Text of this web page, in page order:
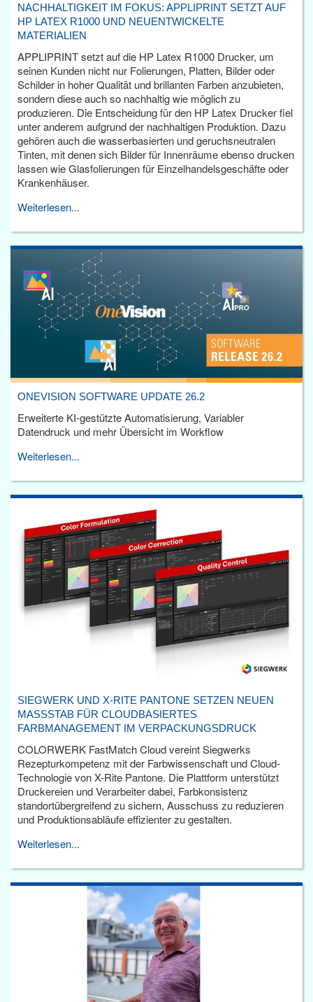
NACHHALTIGKEIT IM FOKUS: APPLIPRINT SETZT AUF
HP LATEX R1000 UND NEUENTWICKELTE
MATERIALIEN
APPLIPRINT setzt auf die HP Latex R1000 Drucker, um
seinen Kunden nicht nur Folierungen, Platten, Bilder oder
Schilder in hoher Qualität und brillanten Farben anzubieten,
sondern diese auch so nachhaltig wie möglich zu
produzieren. Die Entscheidung für den HP Latex Drucker fiel
unter anderem aufgrund der nachhaltigen Produktion. Dazu
gehören auch die wasserbasierten und geruchsneutralen
Tinten, mit denen sich Bilder für Innenräume ebenso drucken
lassen wie Glasfolierungen für Einzelhandelsgeschäfte oder
Krankenhäuser.
Weiterlesen...
ONEVISION SOFTWARE UPDATE 26.2
Erweiterte KI-gestützte Automatisierung, Variabler
Datendruck und mehr Übersicht im Workflow
Weiterlesen...
SIEGWERK UND X-RITE PANTONE SETZEN NEUEN
MASSSTAB FÜR CLOUDBASIERTES F
ARBMANAGEMENT IM VERPACKUNGSDRUCK
COLORWERK FastMatch Cloud vereint Siegwerks
Rezepturkompetenz mit der Farbwissenschaft und Cloud-
Technologie von X-Rite Pantone. Die Plattform unterstützt
Druckereien und Verarbeiter dabei, Farbkonsistenz
standortübergreifend zu sichern, Ausschuss zu reduzieren
und Produktionsabläufe effizienter zu gestalten.
Weiterlesen...